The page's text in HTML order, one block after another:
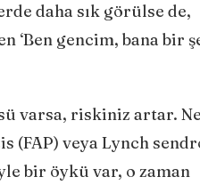
daha sık görülse de,
‘Ben gencim, bana bir
varsa, riskiniz artar.
(FAP) veya Lynch
bir öykü var, o zaman